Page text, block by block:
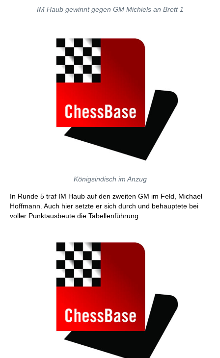
IM Haub gewinnt gegen GM Michiels an Brett 1
Königsindisch im Anzug
In Runde 5 traf IM Haub auf den zweiten GM im Feld, Michael
Hoffmann. Auch hier setzte er sich durch und behauptete bei
voller Punktausbeute die Tabellenführung.